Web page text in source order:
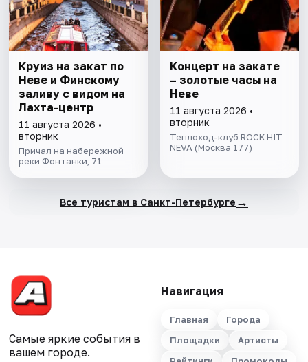
Круиз на закат по
Неве и Финскому
заливу с видом на
Лахта-центр
11 августа 2026 •
вторник
Причал на набережной
реки Фонтанки, 71
Концерт на закате
– золотые часы на
Неве
11 августа 2026 •
вторник
Теплоход-клуб ROCK HIT
NEVA (Москва 177)
Все туристам в Санкт-Петербурге →
Самые яркие события в
вашем городе.
Навигация
Главная
Города
Площадки
Артисты